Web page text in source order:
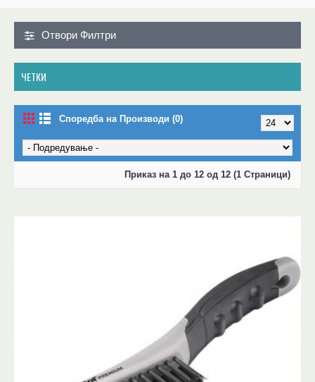
Отвори Филтри
ЧЕТКИ
Споредба на Производи (0)
Приказ на 1 до 12 од 12 (1 Страници)